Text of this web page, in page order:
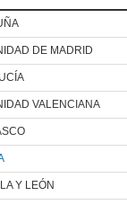
DE MADRID
VALENCIANA
Y LEÓN